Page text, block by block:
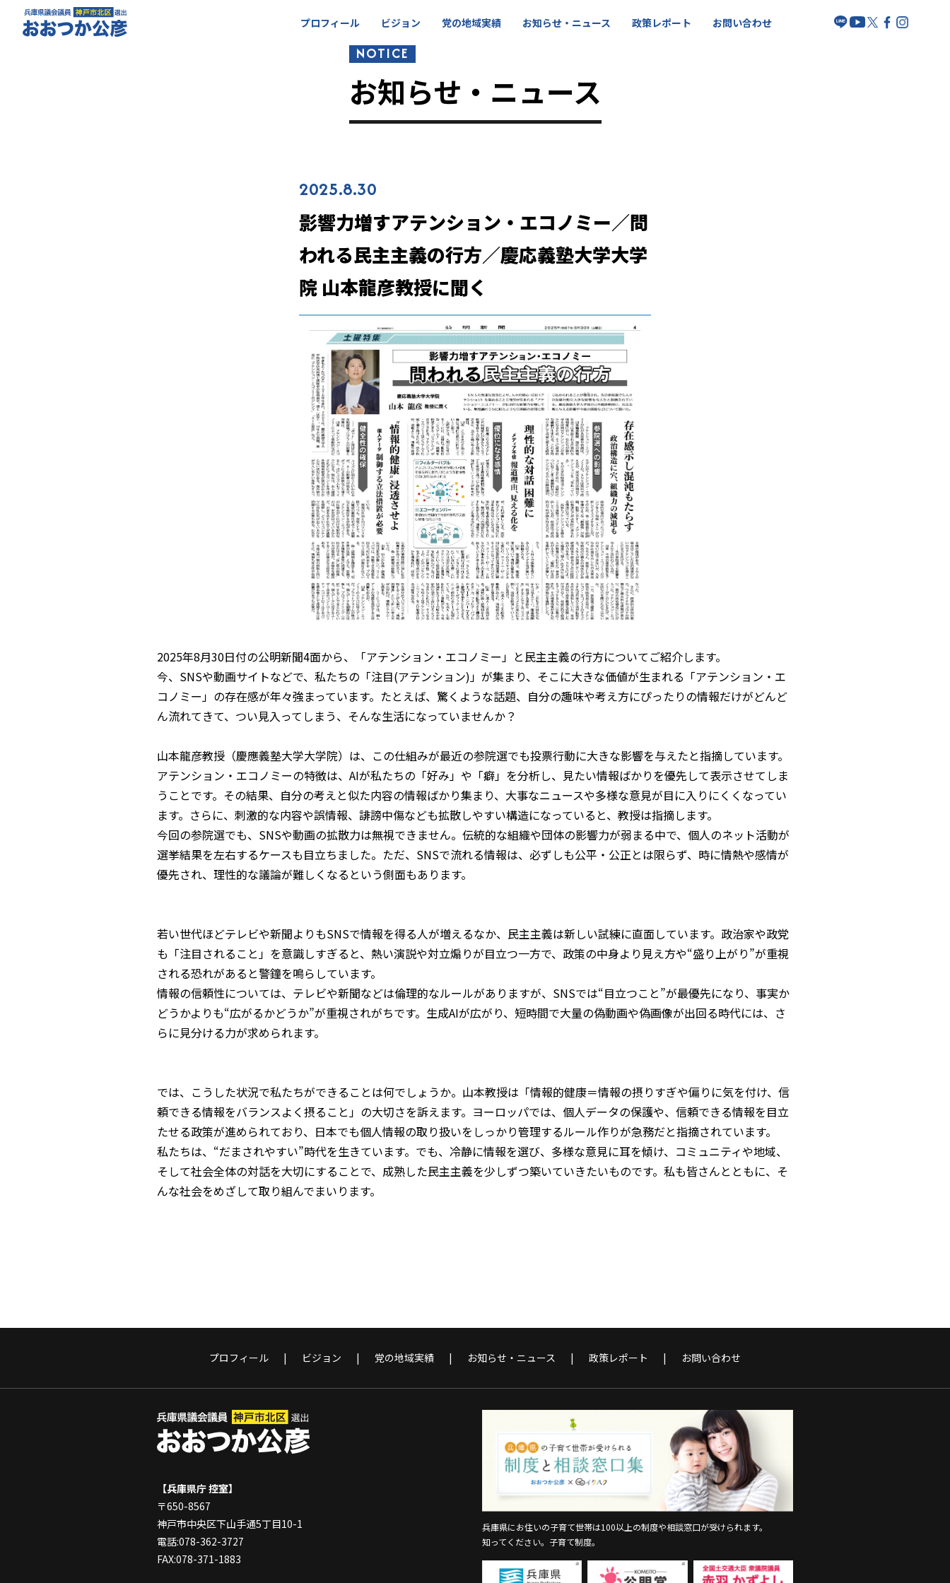
プロフィール ビジョン 党の地域実績 お知らせ・ニュース 政策レポート お問い合わせ
NOTICE
お知らせ・ニュース
2025.8.30
影響力増すアテンション・エコノミー／問
われる民主主義の行方／慶応義塾大学大学
院 山本龍彦教授に聞く
2025年8月30日付の公明新聞4面から、「アテンション・エコノミー」と民主主義の行方についてご紹介します。
今、SNSや動画サイトなどで、私たちの「注目(アテンション)」が集まり、そこに大きな価値が生まれる「アテンション・エ
コノミー」の存在感が年々強まっています。たとえば、驚くような話題、自分の趣味や考え方にぴったりの情報だけがどんど
ん流れてきて、つい見入ってしまう、そんな生活になっていませんか？
山本龍彦教授（慶應義塾大学大学院）は、この仕組みが最近の参院選でも投票行動に大きな影響を与えたと指摘しています。
アテンション・エコノミーの特徴は、AIが私たちの「好み」や「癖」を分析し、見たい情報ばかりを優先して表示させてしま
うことです。その結果、自分の考えと似た内容の情報ばかり集まり、大事なニュースや多様な意見が目に入りにくくなってい
ます。さらに、刺激的な内容や誤情報、誹謗中傷なども拡散しやすい構造になっていると、教授は指摘します。
今回の参院選でも、SNSや動画の拡散力は無視できません。伝統的な組織や団体の影響力が弱まる中で、個人のネット活動が
選挙結果を左右するケースも目立ちました。ただ、SNSで流れる情報は、必ずしも公平・公正とは限らず、時に情熱や感情が
優先され、理性的な議論が難しくなるという側面もあります。
若い世代ほどテレビや新聞よりもSNSで情報を得る人が増えるなか、民主主義は新しい試練に直面しています。政治家や政党
も「注目されること」を意識しすぎると、熱い演説や対立煽りが目立つ一方で、政策の中身より見え方や“盛り上がり”が重視
される恐れがあると警鐘を鳴らしています。
情報の信頼性については、テレビや新聞などは倫理的なルールがありますが、SNSでは“目立つこと”が最優先になり、事実か
どうかよりも“広がるかどうか”が重視されがちです。生成AIが広がり、短時間で大量の偽動画や偽画像が出回る時代には、さ
らに見分ける力が求められます。
では、こうした状況で私たちができることは何でしょうか。山本教授は「情報的健康＝情報の摂りすぎや偏りに気を付け、信
頼できる情報をバランスよく摂ること」の大切さを訴えます。ヨーロッパでは、個人データの保護や、信頼できる情報を目立
たせる政策が進められており、日本でも個人情報の取り扱いをしっかり管理するルール作りが急務だと指摘されています。
私たちは、“だまされやすい”時代を生きています。でも、冷静に情報を選び、多様な意見に耳を傾け、コミュニティや地域、
そして社会全体の対話を大切にすることで、成熟した民主主義を少しずつ築いていきたいものです。私も皆さんとともに、そ
んな社会をめざして取り組んでまいります。
プロフィール ビジョン 党の地域実績 お知らせ・ニュース 政策レポート お問い合わせ
【兵庫県庁 控室】
〒650-8567
神戸市中央区下山手通5丁目10-1
電話:078-362-3727
FAX:078-371-1883
兵庫県にお住いの子育て世帯は100以上の制度や相談窓口が受けられます。
知ってください。子育て制度。